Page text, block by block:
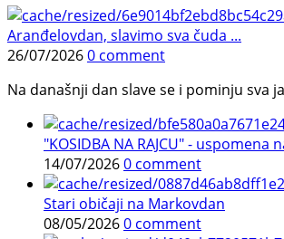
Aranđelovdan, slavimo sva čuda ...
26/07/20260 comment
Na današnji dan slave se i pominju sva
"KOSIDBA NA RAJCU" - uspomena
14/07/20260 comment
Stari običaji na Markovdan
08/05/20260 comment